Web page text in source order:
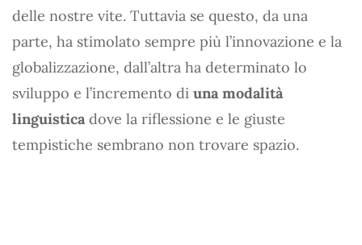
delle nostre vite. Tuttavia se questo, da una
parte, ha stimolato sempre più l’innovazione e la
globalizzazione, dall’altra ha determinato lo
sviluppo e l’incremento di una modalità
linguistica dove la riflessione e le giuste
tempistiche sembrano non trovare spazio.